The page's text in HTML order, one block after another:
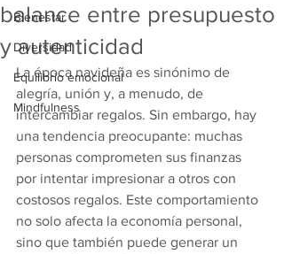
Bienestar
Diversidad
Equilibrio emocional
Mindfulness
balance entre presupuesto
y autenticidad
La época navideña es sinónimo de
alegría, unión y, a menudo, de
intercambiar regalos. Sin embargo, hay
una tendencia preocupante: muchas
personas comprometen sus finanzas
por intentar impresionar a otros con
costosos regalos. Este comportamiento
no solo afecta la economía personal,
sino que también puede generar un